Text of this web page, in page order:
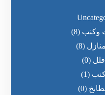
وكنب (8)
(8)
(0)
(1)
(0)